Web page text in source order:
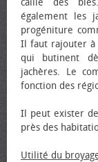
caille des
également les
progéniture
Il faut rajouter à
qui butinent
jachères. Le
fonction des
Il peut exister
près des
Utilité du